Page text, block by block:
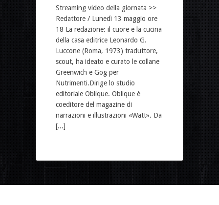
Streaming video della giornata >>
Redattore / Lunedì 13 maggio ore
18 La redazione: il cuore e la cucina
della casa editrice Leonardo G.
Luccone (Roma, 1973) traduttore,
scout, ha ideato e curato le collane
Greenwich e Gog per
Nutrimenti.Dirige lo studio
editoriale Oblique. Oblique è
coeditore del magazine di
narrazioni e illustrazioni «Watt». Da
[...]